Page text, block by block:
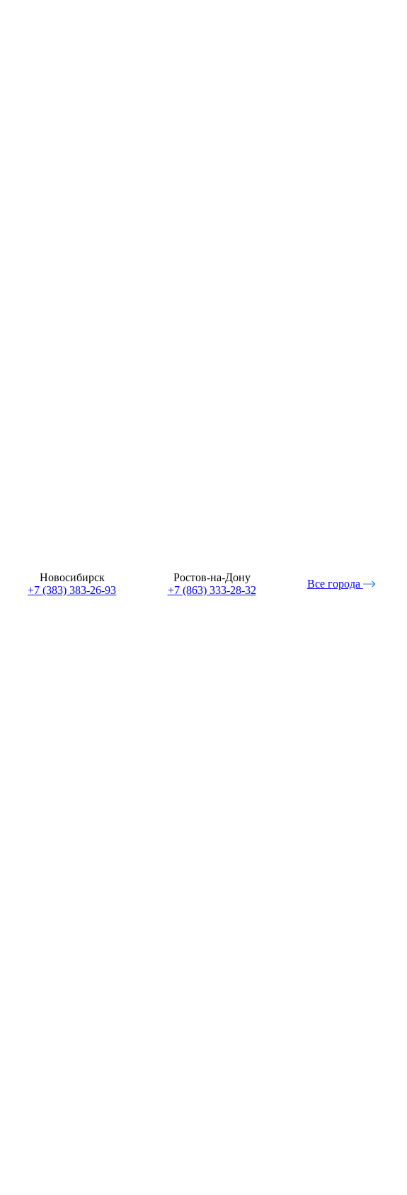
Новосибирск
+7 (383) 383-26-93
Ростов-на-Дону
+7 (863) 333-28-32
Все города